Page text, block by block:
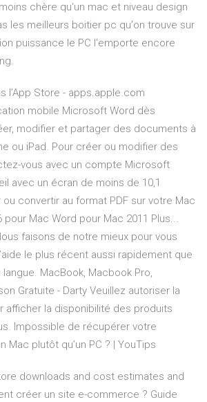
chère qu'un mac et niveau design
les meilleurs boitier pc qu'on trouve sur
puissance le PC l'emporte encore
l’App Store - apps.apple.com
mobile Microsoft Word dès
modifier et partager des documents à
ou iPad. Pour créer ou modifier des
vous avec un compte Microsoft
avec un écran de moins de 10,1
convertir au format PDF sur votre Mac
pour Mac Word pour Mac 2011 Plus...
faisons de notre mieux pour vous
le plus récent aussi rapidement que
MacBook, Macbook Pro,
Gratuite - Darty Veuillez autoriser la
afficher la disponibilité des produits
Impossible de récupérer votre
Mac plutôt qu’un PC ? | YouTips
downloads and cost estimates and
créer un site e-commerce ? Guide